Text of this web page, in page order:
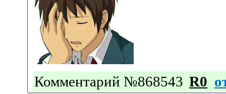
Комментарий №868543 R0